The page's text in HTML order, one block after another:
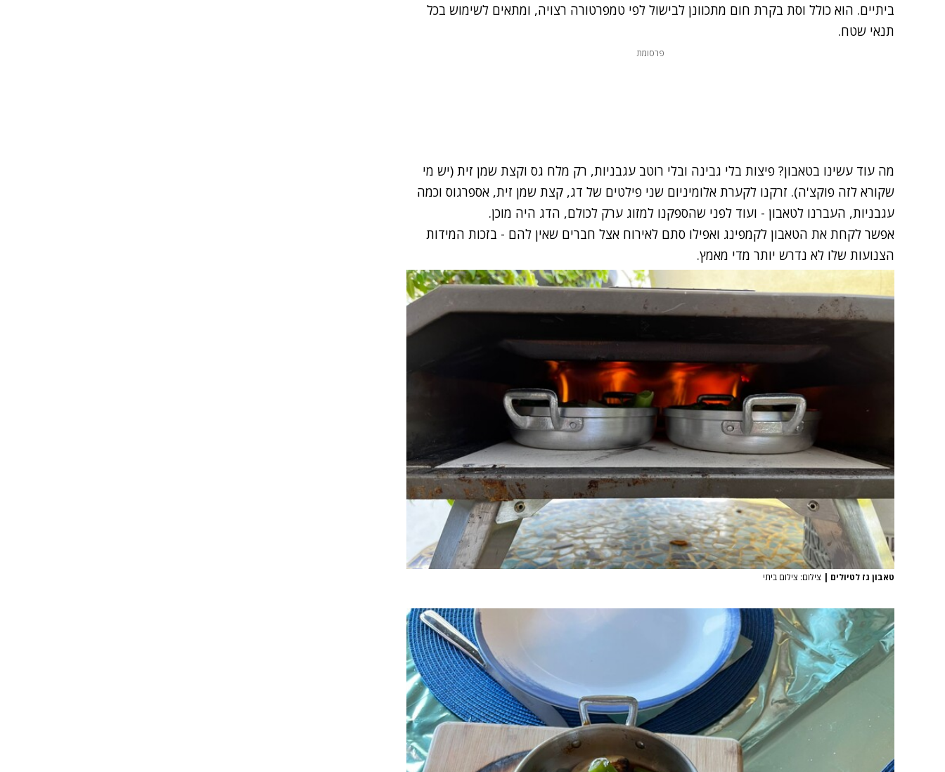
ביתיים. הוא כולל וסת בקרת חום מתכוונן לבישול לפי טמפרטורה רצויה, ומתאים לשימוש בכל
תנאי שטח.
פרסומת
מה עוד עשינו בטאבון? פיצות בלי גבינה ובלי רוטב עגבניות, רק מלח גס וקצת שמן זית (יש מי
שקורא לזה פוקצ'ה). זרקנו לקערת אלומיניום שני פילטים של דג, קצת שמן זית, אספרגוס וכמה
עגבניות, העברנו לטאבון - ועוד לפני שהספקנו למזוג ערק לכולם, הדג היה מוכן.
אפשר לקחת את הטאבון לקמפינג ואפילו סתם לאירוח אצל חברים שאין להם - בזכות המידות
הצנועות שלו לא נדרש יותר מדי מאמץ.
טאבון גז לטיולים | צילום: צילום ביתי